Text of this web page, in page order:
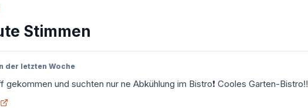
Stimmen
der letzten Woche
gekommen und suchten nur ne Abkühlung im Bistro❗️ Cooles Garten-Bistro‼️